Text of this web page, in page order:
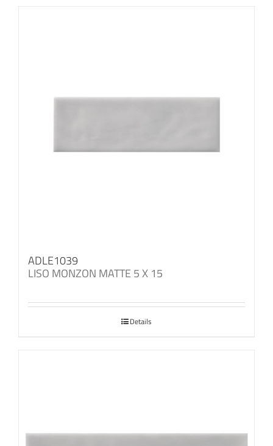
ADLE1039
LISO MONZON MATTE 5 X 15
Details